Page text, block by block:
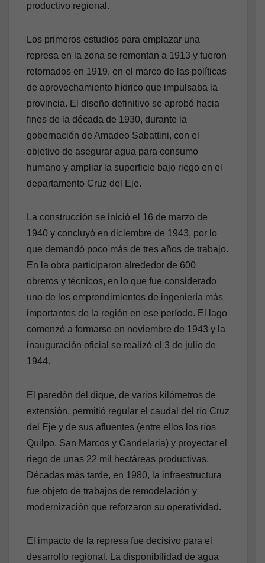
productivo regional.
Los primeros estudios para emplazar una
represa en la zona se remontan a 1913 y fueron
retomados en 1919, en el marco de las políticas
de aprovechamiento hídrico que impulsaba la
provincia. El diseño definitivo se aprobó hacia
fines de la década de 1930, durante la
gobernación de Amadeo Sabattini, con el
objetivo de asegurar agua para consumo
humano y ampliar la superficie bajo riego en el
departamento Cruz del Eje.
La construcción se inició el 16 de marzo de
1940 y concluyó en diciembre de 1943, por lo
que demandó poco más de tres años de trabajo.
En la obra participaron alrededor de 600
obreros y técnicos, en lo que fue considerado
uno de los emprendimientos de ingeniería más
importantes de la región en ese período. El lago
comenzó a formarse en noviembre de 1943 y la
inauguración oficial se realizó el 3 de julio de
1944.
El paredón del dique, de varios kilómetros de
extensión, permitió regular el caudal del río Cruz
del Eje y de sus afluentes (entre ellos los ríos
Quilpo, San Marcos y Candelaria) y proyectar el
riego de unas 22 mil hectáreas productivas.
Décadas más tarde, en 1980, la infraestructura
fue objeto de trabajos de remodelación y
modernización que reforzaron su operatividad.
El impacto de la represa fue decisivo para el
desarrollo regional. La disponibilidad de agua